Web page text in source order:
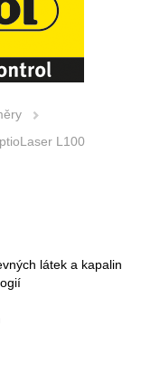
L100
látek a kapalin